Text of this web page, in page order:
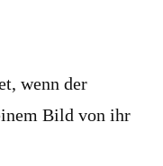
wenn der
Bild von ihr